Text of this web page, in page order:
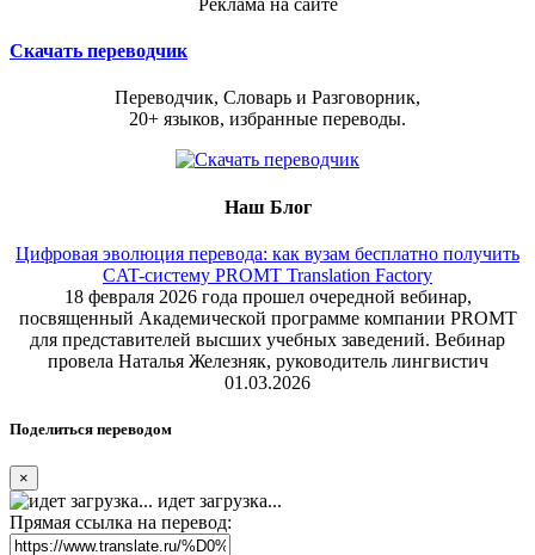
Скачать переводчик
Переводчик, Словарь и Разговорник,
20+ языков, избранные переводы.
Наш Блог
Цифровая эволюция перевода: как вузам бесплатно получить
CAT-систему PROMT Translation Factory
18 февраля 2026 года прошел очередной вебинар,
посвященный Академической программе компании PROMT
для представителей высших учебных заведений. Вебинар
провела Наталья Железняк, руководитель лингвистич
01.03.2026
Поделиться переводом
×
идет загрузка...
Прямая ссылка на перевод: